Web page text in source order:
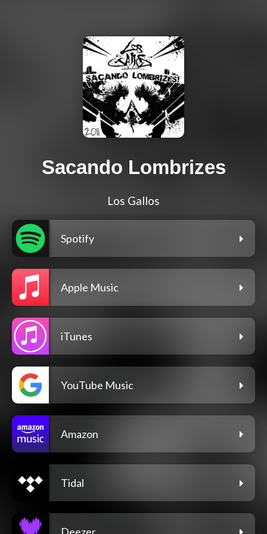
Sacando Lombrizes
Los Gallos
Spotify
Apple Music
iTunes
YouTube Music
Amazon
Tidal